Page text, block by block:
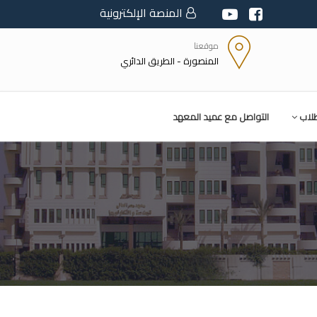
المنصة الإلكترونية
موقعنا
المنصورة - الطريق الدائري
التواصل مع عميد المعهد